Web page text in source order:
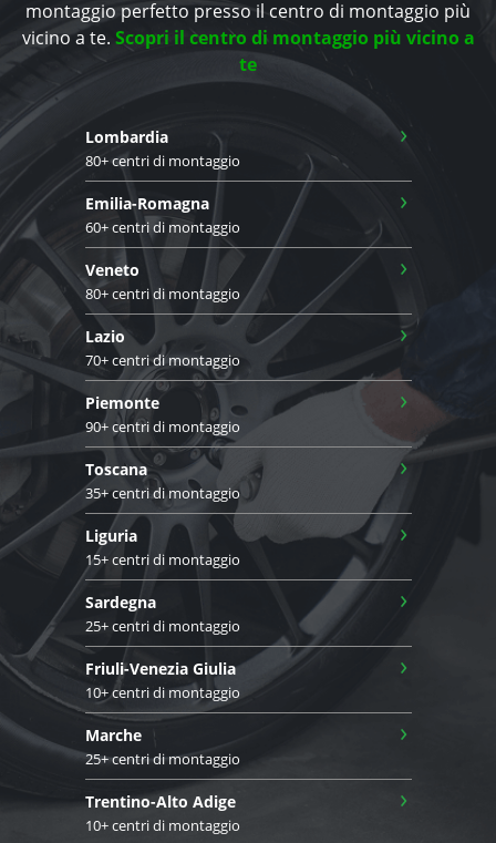
montaggio perfetto presso il centro di montaggio più
vicino a te. Scopri il centro di montaggio più vicino a
te
Lombardia
80+ centri di montaggio
›
Emilia-Romagna
60+ centri di montaggio
›
Veneto
80+ centri di montaggio
›
Lazio
70+ centri di montaggio
›
Piemonte
90+ centri di montaggio
›
Toscana
35+ centri di montaggio
›
Liguria
15+ centri di montaggio
›
Sardegna
25+ centri di montaggio
›
Friuli-Venezia Giulia
10+ centri di montaggio
›
Marche
25+ centri di montaggio
›
Trentino-Alto Adige
10+ centri di montaggio
›